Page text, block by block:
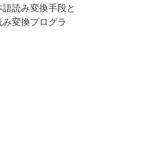
読み変換手段と
変換プログラ